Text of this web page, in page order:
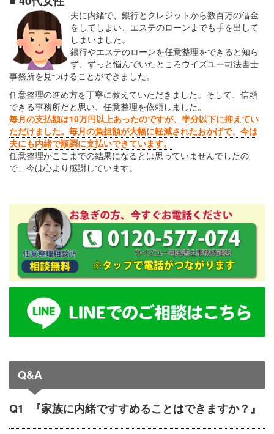
夫に内緒で、銀行とクレジットから数百万の借金
をしてしまい、エステのローンまでも手を出して
しまいました。
銀行やエステのローンを任意整理をできると知ら
ず、ずっと悩んでいたところウイズユー司法書士
事務所を見つけることができました。
任意整理の進め方を丁寧に教えていただきました。そして、信頼
できる事務所だと思い、任意整理を依頼しました。
毎月の支払額は10万円以上あったのですが、半分以下に抑えてい
ただけました。毎月の負担額が大幅に軽減されたおかげで、今は
夫にも内緒で順調に支払いできています。
任意整理がここまでの結果になるとは思っていませんでしたの
で、今は心より感謝しています。
Q&A
Q1 『家族に内緒ですすめることはできますか？』